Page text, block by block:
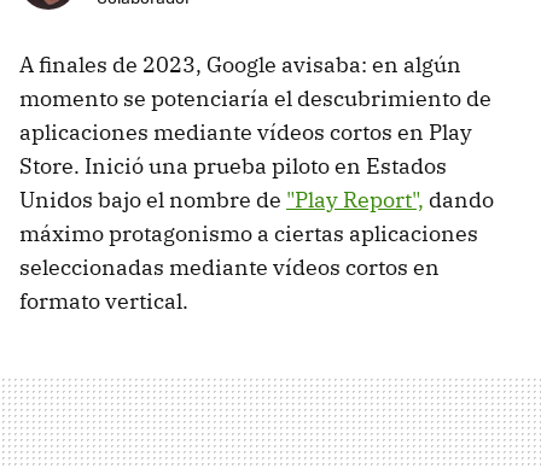
A finales de 2023, Google avisaba: en algún
momento se potenciaría el descubrimiento de
aplicaciones mediante vídeos cortos en Play
Store. Inició una prueba piloto en Estados
Unidos bajo el nombre de "Play Report", dando
máximo protagonismo a ciertas aplicaciones
seleccionadas mediante vídeos cortos en
formato vertical.